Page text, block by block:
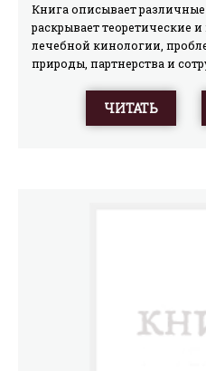
Книга описывает
раскрывает теоретические
лечебной кинологии,
природы, партнерства и
решения этих проблем, дает
рекомендации. Обобщает
ЧИТАТЬ